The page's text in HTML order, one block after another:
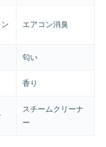
エアコン消臭
匂い
香り
スチームクリーナ
ー